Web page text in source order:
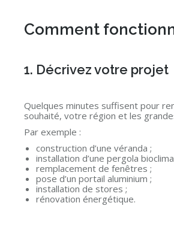
Comment
1. Décrivez votre projet
Quelques minutes suffisent pour
souhaité, votre région et les
Par exemple :
construction d’une véranda ;
installation d’une pergola
remplacement de fenêtres ;
pose d’un portail aluminium ;
installation de stores ;
rénovation énergétique.